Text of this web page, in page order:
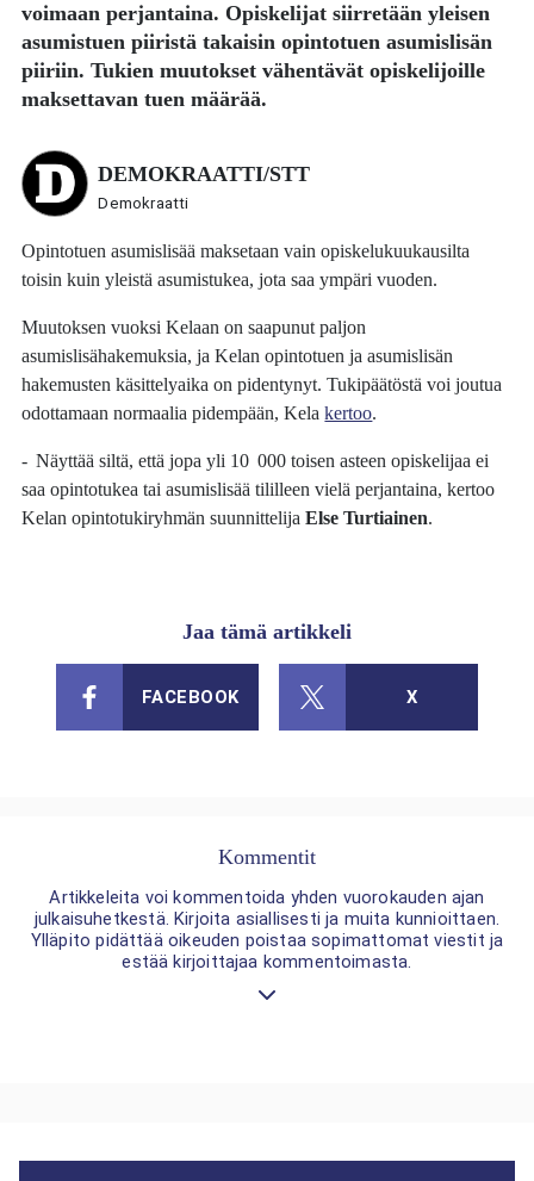
voimaan perjantaina. Opiskelijat siirretään yleisen
asumistuen piiristä takaisin opintotuen asumislisän
piiriin. Tukien muutokset vähentävät opiskelijoille
maksettavan tuen määrää.
DEMOKRAATTI/STT
Demokraatti
Opintotuen asumislisää maksetaan vain opiskelukuukausilta
toisin kuin yleistä asumistukea, jota saa ympäri vuoden.
Muutoksen vuoksi Kelaan on saapunut paljon
asumislisähakemuksia, ja Kelan opintotuen ja asumislisän
hakemusten käsittelyaika on pidentynyt. Tukipäätöstä voi joutua
odottamaan normaalia pidempään, Kelakertoo.
- Näyttää siltä, että jopa yli 10 000 toisen asteen opiskelijaa ei
saa opintotukea tai asumislisää tililleen vielä perjantaina, kertoo
Kelan opintotukiryhmän suunnittelijaElse Turtiainen.
Jaa tämä artikkeli
FACEBOOK X
Kommentit
Artikkeleita voi kommentoida yhden vuorokauden ajan
julkaisuhetkestä. Kirjoita asiallisesti ja muita kunnioittaen.
Ylläpito pidättää oikeuden poistaa sopimattomat viestit ja
estää kirjoittajaa kommentoimasta.